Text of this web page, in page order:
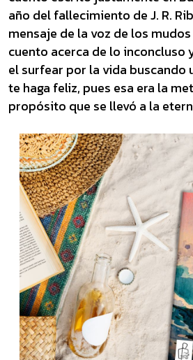
año del fallecimiento de J. R.
mensaje de la voz de los
cuento acerca de lo inconcluso
el surfear por la vida buscando
te haga feliz, pues esa era la
propósito que se llevó a la